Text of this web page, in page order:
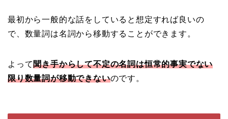
最初から一般的な話をしていると想定すれば良いの
で、数量詞は名詞から移動することができます。
よって聞き手からして不定の名詞は恒常的事実でない
限り数量詞が移動できないのです。